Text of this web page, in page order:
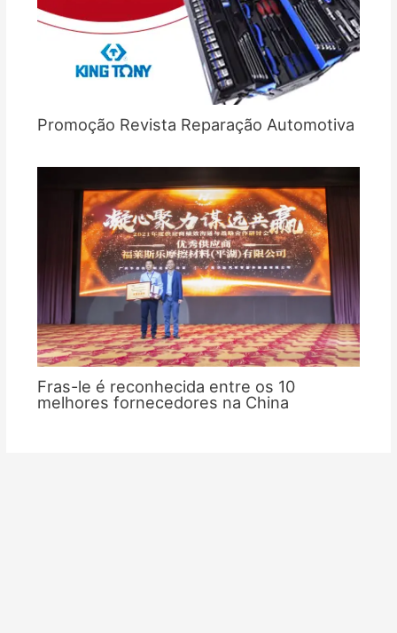
Promoção Revista Reparação Automotiva
Fras-le é reconhecida entre os 10
melhores fornecedores na China